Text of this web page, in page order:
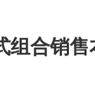
组合销